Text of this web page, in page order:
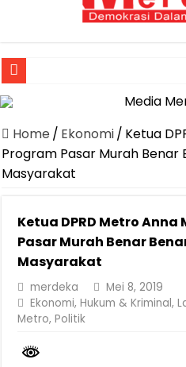
Jasa Raharja Serahkan Santunan
Canangkan Desa TAPIS dan
Pemprov Lampung Berhasil
Pemprov Lampung Perkuat
Pastikan Pelayanan Maksimal,
Dirut Jasa Raharja Dampingi
Jasa Raharja Jamin Seluruh
Gubernur Mirza Ajak IAI Darul
Home / Ekonomi/ Ketua
Program Pasar Murah Benar
Masyarakat
Ketua DPRD Metro
Pasar Murah Benar
Masyarakat
merdeka
Mei 8, 2019
Ekonomi,Hukum & Kriminal,
Metro,Politik